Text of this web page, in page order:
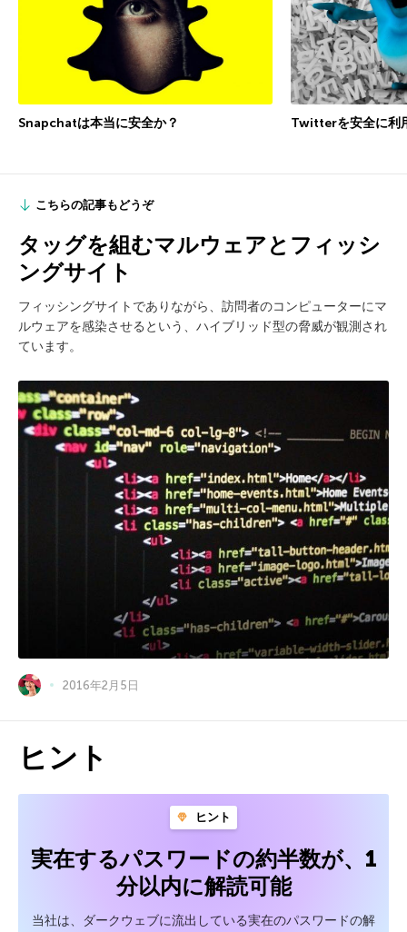
Snapchatは本当に安全か？ Twitterを安全に利
こちらの記事もどうぞ
タッグを組むマルウェアとフィッシ
ングサイト
フィッシングサイトでありながら、訪問者のコンピューターにマ
ルウェアを感染させるという、ハイブリッド型の脅威が観測され
ています。
2016年2月5日
ヒント
ヒント
実在するパスワードの約半数が、1
分以内に解読可能
当社は、ダークウェブに流出している実在のパスワードの解